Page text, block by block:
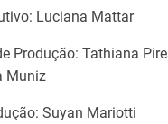
Luciana Mattar
Produção: Tathiana
Muniz
Suyan Mariotti